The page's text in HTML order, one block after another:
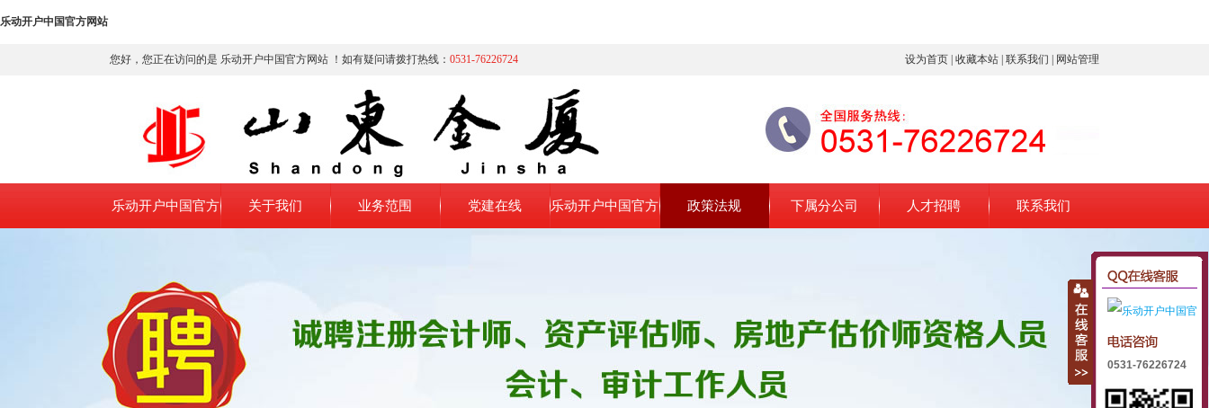
乐动开户中国官方网站
您好，您正在访问的是 乐动开户中国官方网站 ！如有疑问请拨打热线： 0531-76226724 设为首页 收藏本站 联系我们 网站管理
乐动开户中国官方 关于我们 业务范围 党建在线 乐动开户中国官方 政策法规 下属分公司 人才招聘 联系我们
0531-76226724